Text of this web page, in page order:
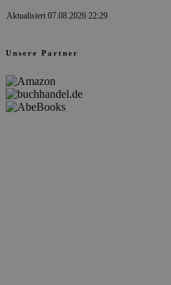
Aktualisiert 07.08.2026 22:29
Unsere Partner